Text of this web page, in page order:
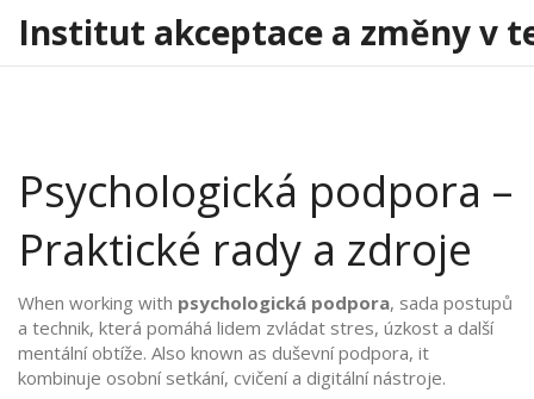
Institut akceptace a změny v
Psychologická podpora –
Praktické rady a zdroje
When working with psychologická podpora, sada postupů
a technik, která pomáhá lidem zvládat stres, úzkost a další
mentální obtíže. Also known as duševní podpora, it
kombinuje osobní setkání, cvičení a digitální nástroje.